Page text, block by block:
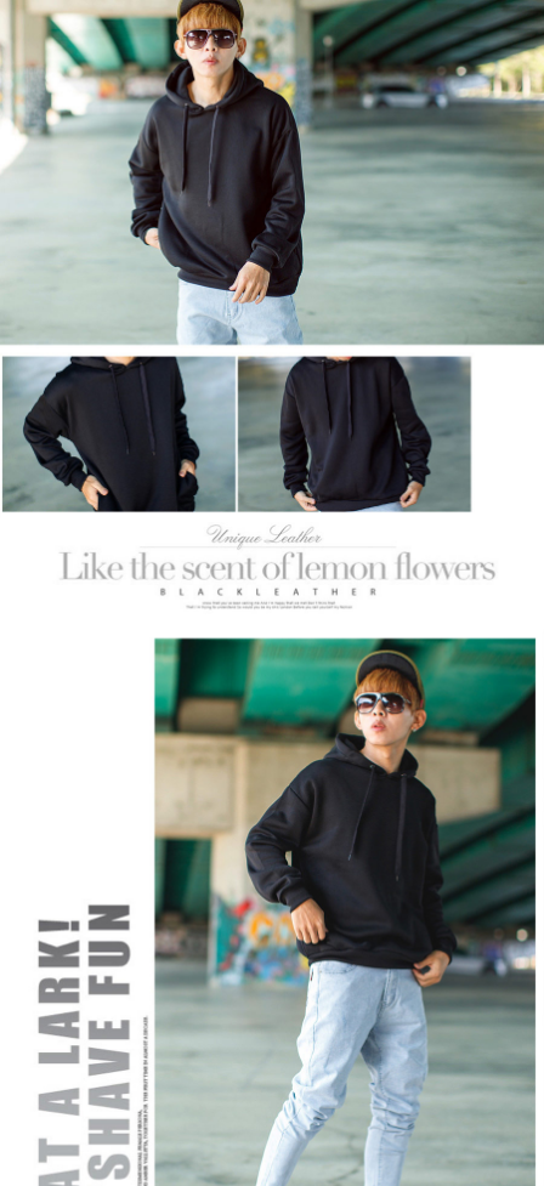
結帳頁面，進行簡訊認證並確認金額後，即可完成結帳。
２．訂單成立數日內，您將收到繳費通知簡訊。
３．收到繳費通知簡訊後14天內，點擊此簡訊中的連結，可透過四大超商／
ATM／網路銀行／等多元方式進行付款，方視為交易完成。
※ 請注意：結帳手續完成當下不需立刻繳費，但若您需要取消訂單，請聯絡
購買商品的店家。未經商家同意取消之訂單仍視為有效，需透過AFTEE先享
後付繳納相關費用。
※ 交易是否成功請以「AFTEE先享後付 」之結帳頁面顯示為準，若有關於
是否繳費成功／繳費後需取消欲退款等相關疑問，請聯繫「AFTEE先享後付
https://netprotections.freshdesk.com/support/home
１．透過由恩沛科技股份有限公司提供之「AFTEE先享後付」服務完成之交
易，需依本服務之必要範圍內提供個人資料，並將交易相關給付款項請求債
權轉讓予恩沛科技股份有限公司。
２．關於個人資料處理事宜，請瀏覽以下網址：
https://aftee.tw/terms/#terms3
３．未成年的使用者請事先徵得法定代理人或監護人之同意方可使用
「AFTEE先享後付」，若未經同意申辦者引起之損失，本公司不負相關責
任。
４．使用「AFTEE先享後付」時，將依據個別帳號之用戶狀況，依本公司即
時審查核予不同之上限額度；若仍有額度不足之情形，本公司將視審查結果
請求用戶進行身份認證。
５．嚴禁一人註冊多個帳號或使用他人資訊註冊。若發現惡意使用之情形，
恩沛科技股份有限公司將有權停止該用戶之使用額度並採取法律行動。
先付款後全家取貨
每筆NT$80，滿NT$1,800(含以上)免運費
7-11付款取貨
每筆NT$80，滿NT$1,800(含以上)免運費
先付款後7-11取貨
每筆NT$80，滿NT$1,800(含以上)免運費
每筆NT$120，滿NT$3,000(含以上)免運費